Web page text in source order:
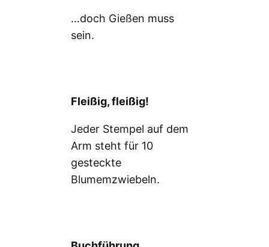
…doch Gießen muss
sein.
Fleißig, fleißig!
Jeder Stempel auf dem
Arm steht für 10
gesteckte
Blumemzwiebeln.